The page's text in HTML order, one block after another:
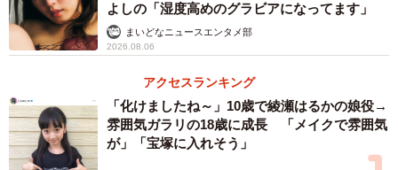
よしの「湿度高めのグラビアになってます」
まいどなニュースエンタメ部
2026.08.06
アクセスランキング
「化けましたね～」10歳で綾瀬はるかの娘役→
雰囲気ガラリの18歳に成長 「メイクで雰囲気
が」「宝塚に入れそう」